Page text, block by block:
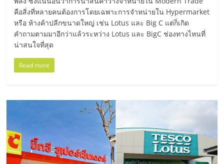
SMEs,
แฟ
รน
ไชส์,
ที่
ปรึกษา
คือสิ่งที่หลายคนต้องการโดยเฉพาะการจำหน่ายใน Hypermarket
หรือ ห้างค้าปลีกขนาดใหญ่ เช่น Lotus และ Big C แต่ก็เกิด
คำถามตามมาอีกว่าแล้วระหว่าง Lotus และ BigC ช่องทางไหนที่
น่าสนใจที่สุด
Read more